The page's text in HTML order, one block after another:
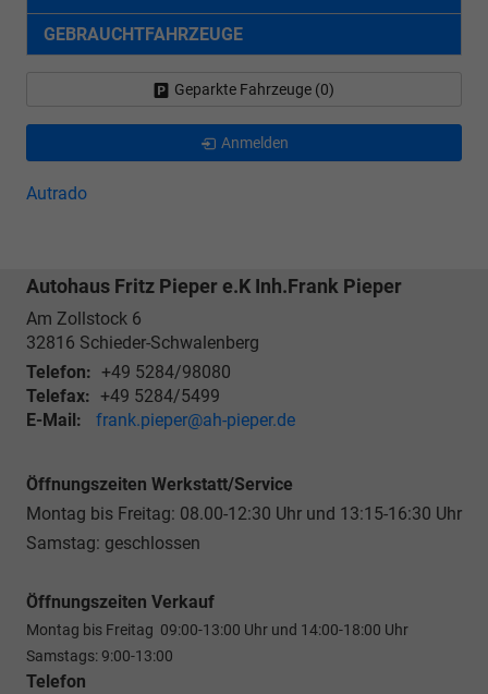
GEBRAUCHTFAHRZEUGE
Geparkte Fahrzeuge (0)
Anmelden
Autrado
Autohaus Fritz Pieper e.K Inh.Frank Pieper
Am Zollstock 6
32816 Schieder-Schwalenberg
Telefon: +49 5284/98080
Telefax: +49 5284/5499
E-Mail:
frank.pieper@ah-pieper.de
Öffnungszeiten Werkstatt/Service
Montag bis Freitag: 08.00-12:30 Uhr und 13:15-16:30 Uhr
Samstag: geschlossen
Öffnungszeiten Verkauf
Montag bis Freitag 09:00-13:00 Uhr und 14:00-18:00 Uhr
Samstags: 9:00-13:00
Telefon